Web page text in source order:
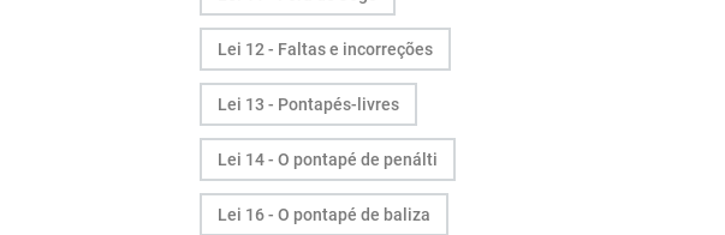
Lei 12 - Faltas e incorreções
Lei 13 - Pontapés-livres
Lei 14 - O pontapé de penálti
Lei 16 - O pontapé de baliza